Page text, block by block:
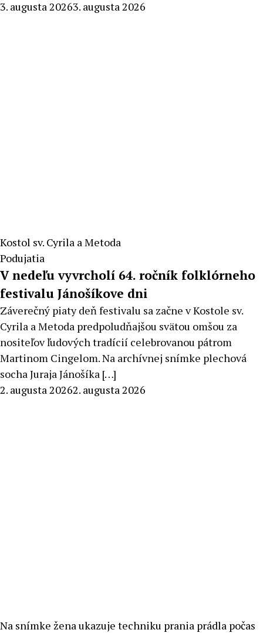
By
3. augusta 20263. augusta 2026
Kostol sv. Cyrila a Metoda
Podujatia
V nedeľu vyvrcholí 64. ročník folklórneho
festivalu Jánošíkove dni
Záverečný piaty deň festivalu sa začne v Kostole sv.
Cyrila a Metoda predpoludňajšou svätou omšou za
nositeľov ľudových tradícií celebrovanou pátrom
Martinom Cingelom. Na archívnej snímke plechová
socha Juraja Jánošíka […]
By
2. augusta 20262. augusta 2026
Na snímke žena ukazuje techniku prania prádla počas